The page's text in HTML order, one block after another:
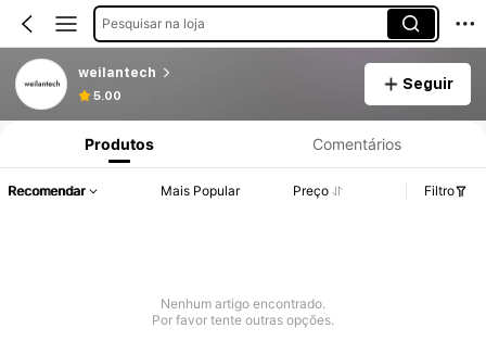
Pesquisar na loja
weilantech
5.00
Seguir
Produtos Comentários
Recomendar Mais Popular Preço Filtro
Nenhum artigo encontrado.
Por favor tente outras opções.